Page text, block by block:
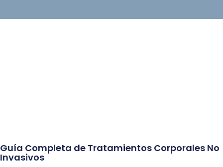
Guía Completa de Tratamientos Corporales No
Invasivos